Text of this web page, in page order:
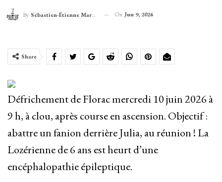
By Sébastien-Étienne Marechal On Jun 9, 2026
Share
Défrichement de Florac mercredi 10 juin 2026 à
9 h, à clou, après course en ascension. Objectif :
abattre un fanion derrière Julia, au réunion ! La
Lozérienne de 6 ans est heurt d’une
encéphalopathie épileptique.